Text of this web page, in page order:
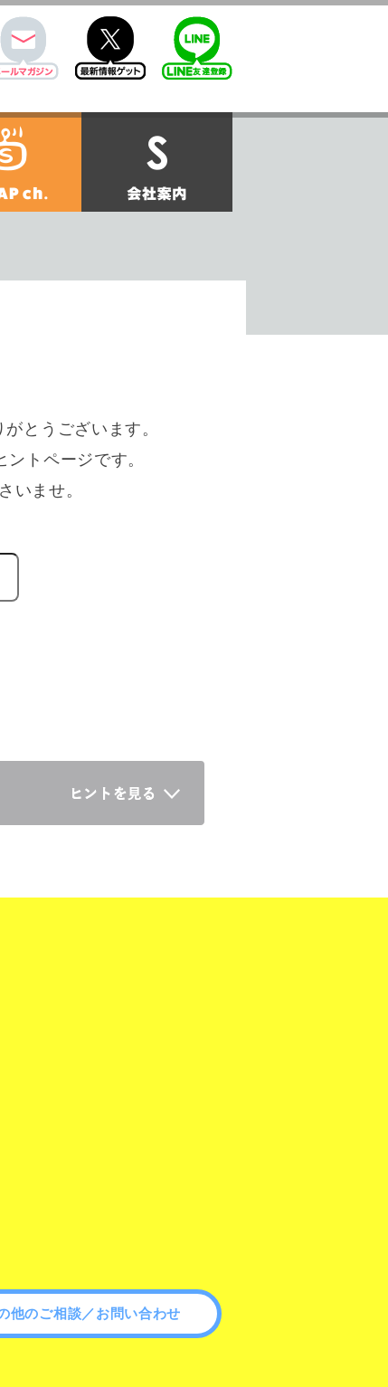
twitter
会社案内
とうございます。
トページです。
いませ。
他のご相談／お問い合わせ